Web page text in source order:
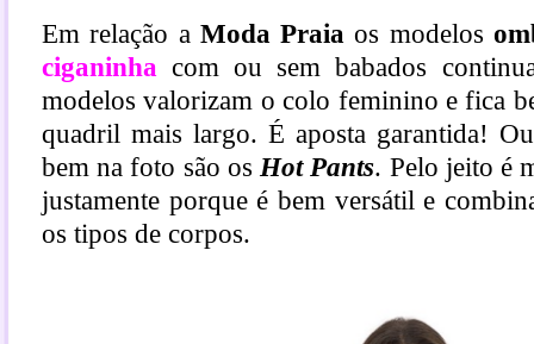
Em relação a Moda Praiaos modelos
ciganinha com ou sem babados
modelos valorizam o colo feminino e fica
quadril mais largo. É aposta garantida!
bem na foto são os Hot Pants. Pelo jeito é
justamente porque é bem versátil e
os tipos de corpos.